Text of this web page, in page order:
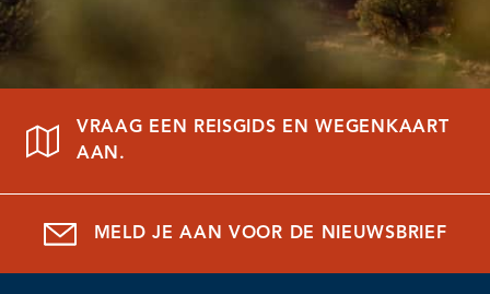
VRAAG EEN REISGIDS EN WEGENKAART
AAN.
MELD JE AAN VOOR DE NIEUWSBRIEF